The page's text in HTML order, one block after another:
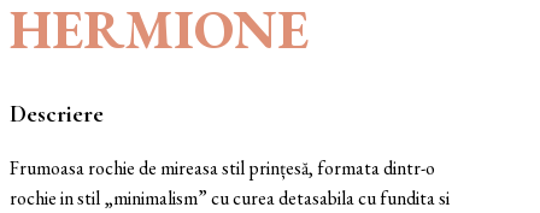
HERMIONE
Descriere
Frumoasa rochie de mireasa stil prințesă, formata dintr-o
rochie in stil „minimalism” cu curea detasabila cu fundita si